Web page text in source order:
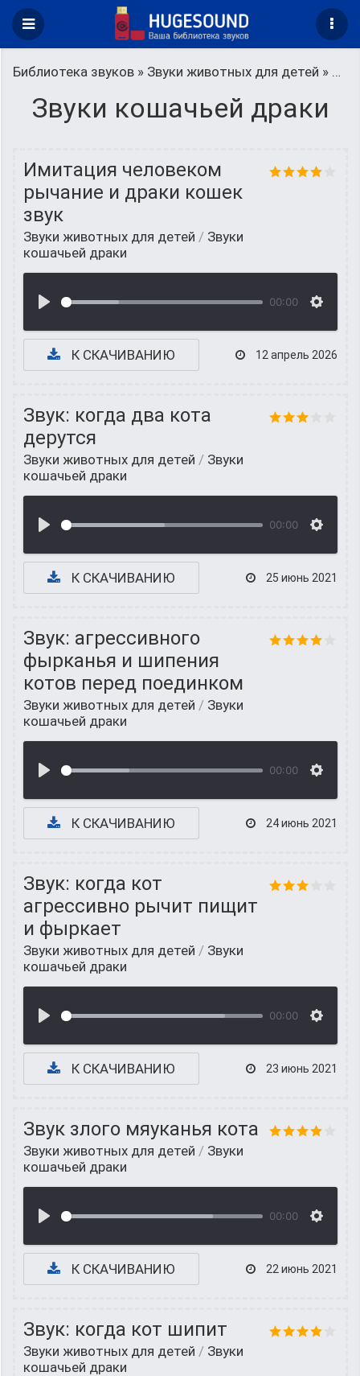
Библиотека звуков » Звуки животных для детей » Звуки кошачьей драки
Звуки кошачьей драки
Имитация человеком
рычание и драки кошек
звук
Звуки животных для детей / Звуки
кошачьей драки
00:00
К СКАЧИВАНИЮ 12 апрель 2026
Звук: когда два кота
дерутся
Звуки животных для детей / Звуки
кошачьей драки
00:00
К СКАЧИВАНИЮ 25 июнь 2021
Звук: агрессивного
фырканья и шипения
котов перед поединком
Звуки животных для детей / Звуки
кошачьей драки
00:00
К СКАЧИВАНИЮ 24 июнь 2021
Звук: когда кот
агрессивно рычит пищит
и фыркает
Звуки животных для детей / Звуки
кошачьей драки
00:00
К СКАЧИВАНИЮ 23 июнь 2021
Звук злого мяуканья кота
Звуки животных для детей / Звуки
кошачьей драки
00:00
К СКАЧИВАНИЮ 22 июнь 2021
Звук: когда кот шипит
Звуки животных для детей / Звуки
кошачьей драки